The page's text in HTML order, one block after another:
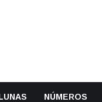
NÚMEROS